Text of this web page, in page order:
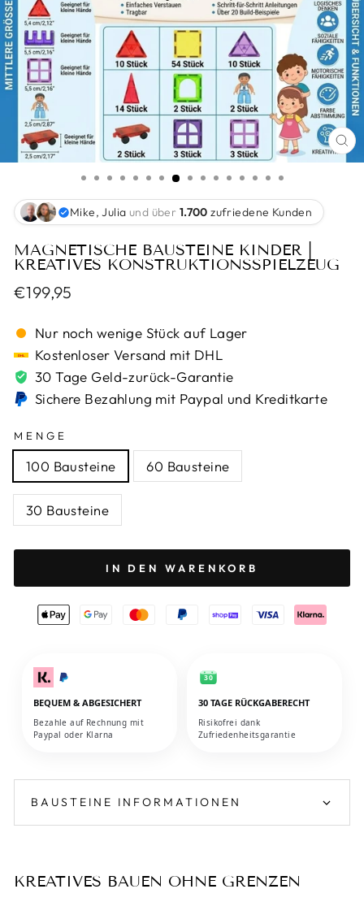
Mike, Julia und über 1.700 zufriedene Kunden
MAGNETISCHE BAUSTEINE KINDER |
KREATIVES KONSTRUKTIONSSPIELZEUG
Normaler
€199,95
Nur noch wenige Stück auf Lager
Kostenloser Versand mit DHL
30 Tage Geld-zurück-Garantie
Sichere Bezahlung mit Paypal und Kreditkarte
MENGE
100 Bausteine 60 Bausteine
30 Bausteine
IN DEN WARENKORB
BEQUEM & ABGESICHERT
Bezahle auf Rechnung mit
Paypal oder Klarna
30
30 TAGE RÜCKGABERECHT
Risikofrei dank
Zufriedenheitsgarantie
BAUSTEINE INFORMATIONEN
KREATIVES BAUEN OHNE GRENZEN